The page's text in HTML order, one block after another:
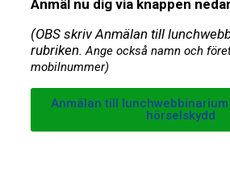
Anmäl nu dig via knappen
(OBS skriv Anmälan till
rubriken.Ange också namn och
mobilnummer)
Anmälan till
hörselskydd